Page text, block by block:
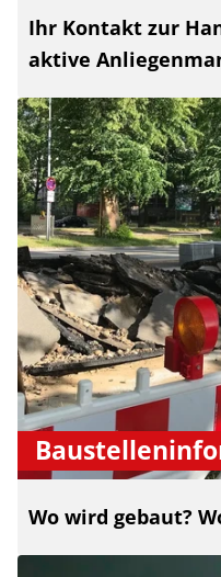
Ihr Kontakt zur
aktive
Wo wird gebaut?